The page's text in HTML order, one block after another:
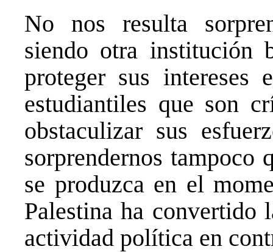
No nos resulta
siendo otra institución
proteger sus intereses
estudiantiles que son
obstaculizar sus
sorprendernos tampoco
se produzca en el
Palestina ha convertido
actividad política en